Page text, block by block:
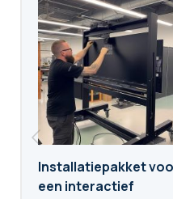
Installatiepakket
een interactief